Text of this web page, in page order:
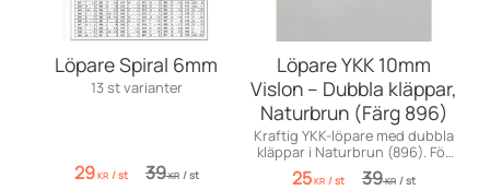
Löpare Spiral 6mm
13 st varianter
29KR /st 39KR /st
Löpare YKK 10mm
Vislon – Dubbla kläppar,
Naturbrun (Färg 896)
Kraftig YKK-löpare med dubbla
kläppar i Naturbrun (896). För
10mm Vislon – perfekt till kapell!
25KR /st 39KR /st